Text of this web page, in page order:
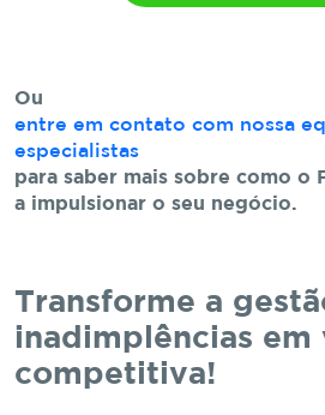
Ou
entre em contato com nossa
especialistas
para saber mais sobre como o
a impulsionar o seu negócio.
Transforme a
inadimplências em
competitiva!